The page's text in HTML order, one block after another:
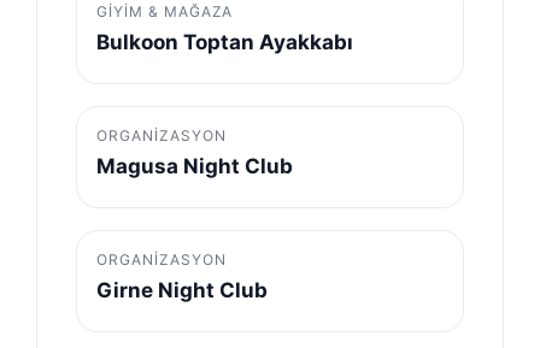
GIYIM & MAĞAZA
Bulkoon Toptan Ayakkabı
ORGANIZASYON
Magusa Night Club
ORGANIZASYON
Girne Night Club